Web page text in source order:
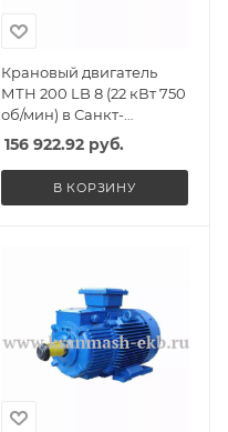
Крановый двигатель
МТН 200 LB 8 (22 кВт 750
об/мин) в Санкт-
Петербурге, Спб
156 922.92руб.
В КОРЗИНУ